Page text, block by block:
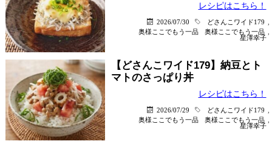
レシピはこちら！
2026/07/30 どさんこワイド179
奥様ここでもう一品
奥様ここでもう一品
星澤幸子
【どさんこワイド179】納豆とト
マトのさっぱり丼
レシピはこちら！
2026/07/29 どさんこワイド179
奥様ここでもう一品
奥様ここでもう一品
星澤幸子